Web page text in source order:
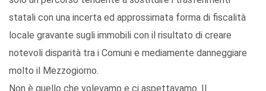
statali con una incerta ed approssimata forma di fiscalità
locale gravante sugli immobili con il risultato di creare
notevoli disparità tra i Comuni e mediamente danneggiare
molto il Mezzogiorno.
Non è quello che volevamo e ci aspettavamo. Il